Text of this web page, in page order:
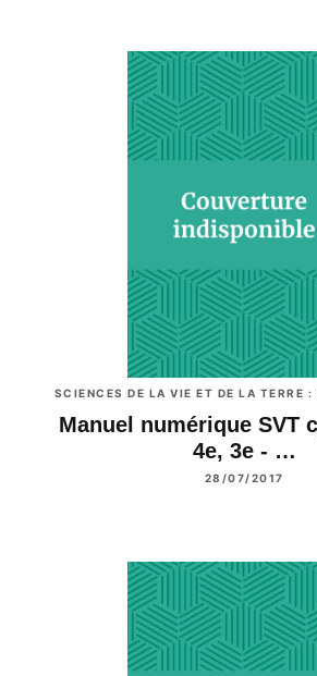
SCIENCES DE LA VIE ET DE LA TERRE :
Manuel numérique SVT
4e, 3e - …
28/07/2017